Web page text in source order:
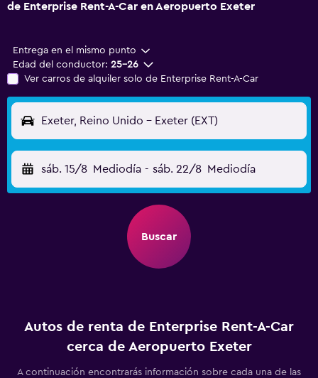
de Enterprise Rent-A-Car en Aeropuerto Exeter
Entrega en el mismo punto
Edad del conductor: 25-26
Ver carros de alquiler solo de Enterprise Rent-A-Car
Exeter, Reino Unido - Exeter (EXT)
sáb. 15/8 Mediodía - sáb. 22/8 Mediodía
Buscar
Autos de renta de Enterprise Rent-A-Car
cerca de Aeropuerto Exeter
A continuación encontrarás información sobre cada una de las